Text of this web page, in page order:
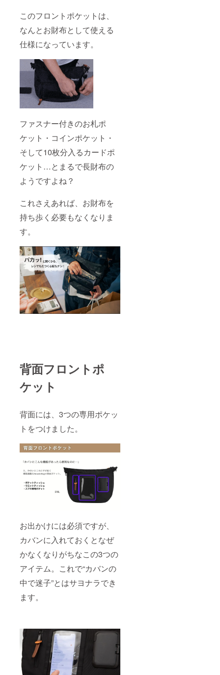
このフロントポケットは、
なんとお財布として使える
仕様になっています。
ファスナー付きのお札ポ
ケット・コインポケット・
そして10枚分入るカードポ
ケット…とまるで長財布の
ようですよね？
これさえあれば、お財布を
持ち歩く必要もなくなりま
す。
背面フロントポ
ケット
背面には、3つの専用ポケッ
トをつけました。
お出かけには必須ですが、
カバンに入れておくとなぜ
かなくなりがちなこの3つの
アイテム。これで“カバンの
中で迷子”とはサヨナラでき
ます。